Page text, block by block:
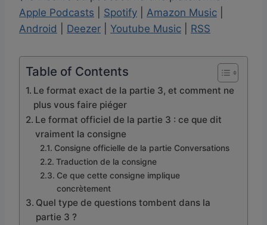
e
u
r
Apple Podcasts
Spotify Amazon Music
Android
Deezer Youtube Music RSS
Table of Contents
Le format exact de la partie 3, et comment ne
plus vous faire piéger
Le format officiel de la partie 3 : ce que dit
vraiment la consigne
Consigne officielle de la partie Conversations
Traduction de la consigne
Ce que cette consigne implique
concrètement
Quel type de questions tombent dans la
partie 3 ?